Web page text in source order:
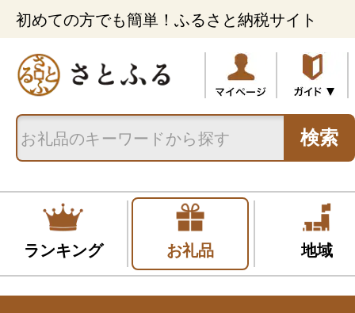
初めての方でも簡単！ふるさと納税サイト
検索
ランキング お礼品 地域